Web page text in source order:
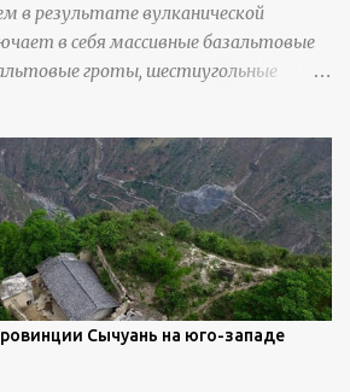
в результате вулканической
в себя массивные базальтовые
гроты, шестиугольные
Сычуань на юго-западе